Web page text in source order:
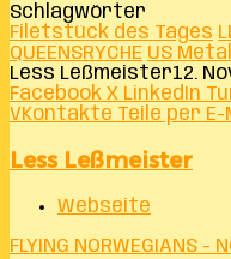
Schlagwörter
Filetstück des Tages
QUEENSRYCHE US Metal
Less Leßmeister12.
Facebook X LinkedIn
VKontakte Teile per E-
Less Leßmeister
Webseite
FLYING NORWEGIANS